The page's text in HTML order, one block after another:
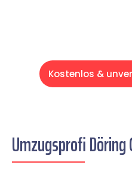
Kostenlos &
Umzugsprofi Döring